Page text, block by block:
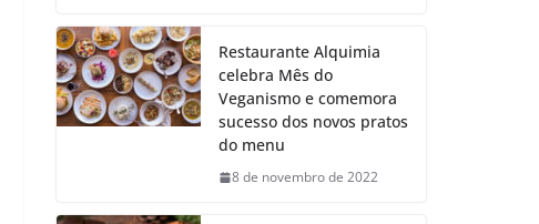
Restaurante Alquimia
celebra Mês do
Veganismo e comemora
sucesso dos novos pratos
do menu
8 de novembro de 2022